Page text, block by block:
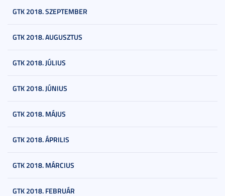
GTK 2018. SZEPTEMBER
GTK 2018. AUGUSZTUS
GTK 2018. JÚLIUS
GTK 2018. JÚNIUS
GTK 2018. MÁJUS
GTK 2018. ÁPRILIS
GTK 2018. MÁRCIUS
GTK 2018. FEBRUÁR